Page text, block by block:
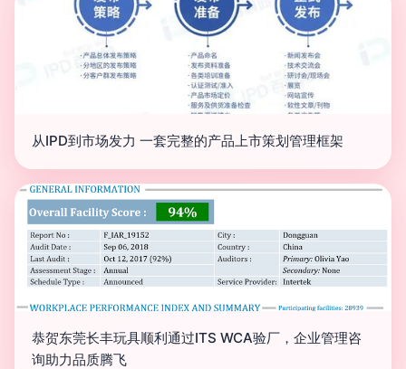
从IPD到市场发力 一套完整的产品上市策划管理框架
恭贺东莞长丰玩具顺利通过ITS WCA验厂，企业管理咨
询助力品质腾飞